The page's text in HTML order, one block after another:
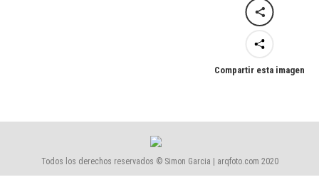
Compartir esta imagen
Todos los derechos reservados © Simon Garcia | arqfoto.com 2020